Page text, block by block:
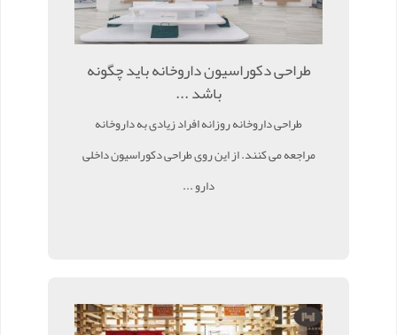
طراحی دکوراسیون داروخانه باید چگونه
باشد ...
طراحی داروخانه روزانه افراد زیادی به داروخانه
مراجعه می کنند. از این روی طراحی دکوراسیون داخلی
دارو ...